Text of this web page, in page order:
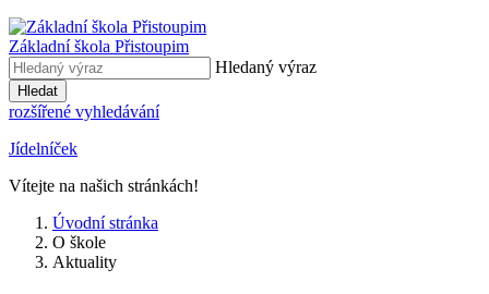
Základní škola Přistoupim
Hledaný výraz
Hledat
rozšířené vyhledávání
Jídelníček
Vítejte na našich stránkách!
Úvodní stránka
O škole
Aktuality